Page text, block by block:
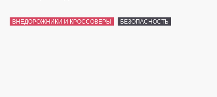
ВНЕДОРОЖНИКИ И КРОССОВЕРЫ БЕЗОПАСНОСТЬ